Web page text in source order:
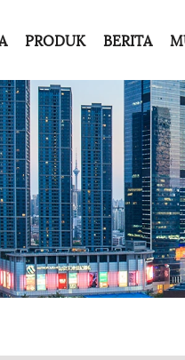
PRODUK BERITA